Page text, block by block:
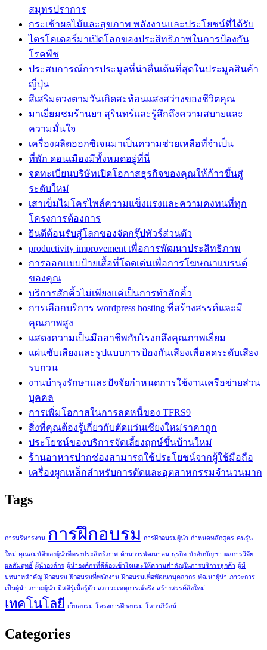
สมุทรปราการ
กระเช้าผลไม้และสุขภาพ พลังงานและประโยชน์ที่ได้รับ
ไตรโคเดอร์มาเปิดโลกของประสิทธิภาพในการป้องกัน
โรคพืช
ประสบการณ์การประมูลที่น่าตื่นเต้นที่สุดในประมูลสินค้า
ญี่ปุ่น
สีเสริมดวงตามวันเกิดสะท้อนแสงสว่างของชีวิตคุณ
มาเยี่ยมชมร้านยา สุรินทร์และรู้สึกถึงความสบายและ
ความมั่นใจ
เครื่องผลิตออกซิเจนมาเป็นความช่วยเหลือที่จำเป็น
ที่พัก ดอนเมืองมีทั้งหมดอยู่ที่นี่
จดทะเบียนบริษัทเปิดโอกาสธุรกิจของคุณให้ก้าวขึ้นสู่
ระดับใหม่
เสาเข็มไมโครไพล์ความแข็งแรงและความคงทนที่ทุก
โครงการต้องการ
ยินดีต้อนรับสู่โลกของจัดกรุ๊ปทัวร์ส่วนตัว
productivity improvement เพื่อการพัฒนาประสิทธิภาพ
การออกแบบป้ายเสื้อที่โดดเด่นเพื่อการโฆษณาแบรนด์
ของคุณ
บริการสักคิ้วไม่เพียงแค่เป็นการทำสักคิ้ว
การเลือกบริการ wordpress hosting ที่สร้างสรรค์และมี
คุณภาพสูง
แสดงความเป็นมืออาชีพกับโรงกลึงคุณภาพเยี่ยม
แผ่นซับเสียงและรูปแบบการป้องกันเสียงเพื่อลดระดับเสียง
รบกวน
งานบำรุงรักษาและปัจจัยกำหนดการใช้งานเครือข่ายส่วน
บุคคล
การเพิ่มโอกาสในการลดหนี้ของ TFRS9
สิ่งที่คุณต้องรู้เกี่ยวกับตัดแว่นเชียงใหม่ราคาถูก
ประโยชน์ของบริการจัดเลี้ยงฤกษ์ขึ้นบ้านใหม่
ร้านอาหารปากช่องสามารถใช้ประโยชน์จากผู้ใช้มือถือ
เครื่องผูกเหล็กสำหรับการดัดและอุตสาหกรรมจำนวนมาก
Tags
การบริหารงาน การฝึกอบรม การฝึกอบรมผู้นำ กำหนดหลักสูตร คนรุ่น
ใหม่ คุณสมบัติของผู้นำที่ทรงประสิทธิภาพ ด้านการพัฒนาคน ธุรกิจ บังคับบัญชา ผลการวิจัย
ผลสัมฤทธิ์ ผู้นำองค์กร ผู้นำองค์กรที่ดีต้องเข้าใจและให้ความสำคัญในการบริการลูกค้า ผู้มี
บทบาทสำคัญ ฝึกอบรม ฝึกอบรมที่พนักงาน ฝึกอบรมเพื่อพัฒนาบุคลากร พัฒนาผู้นำ ภาวะการ
เป็นผู้นำ ภาวะผู้นำ มีสติรู้เนื้อรู้ตัว สภาวะเหตุการณ์จริง สร้างสรรค์สิ่งใหม่
เทคโนโลยี เว็บอบรม โครงการฝึกอบรม โลกาภิวัตน์
Categories